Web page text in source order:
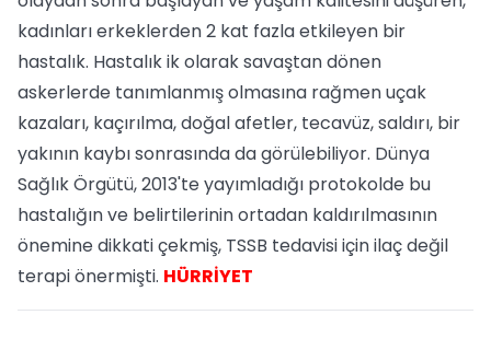
kadınları erkeklerden 2 kat fazla etkileyen bir
hastalık. Hastalık ik olarak savaştan dönen
askerlerde tanımlanmış olmasına rağmen uçak
kazaları, kaçırılma, doğal afetler, tecavüz, saldırı, bir
yakının kaybı sonrasında da görülebiliyor. Dünya
Sağlık Örgütü, 2013'te yayımladığı protokolde bu
hastalığın ve belirtilerinin ortadan kaldırılmasının
önemine dikkati çekmiş, TSSB tedavisi için ilaç değil
terapi önermişti. HÜRRİYET